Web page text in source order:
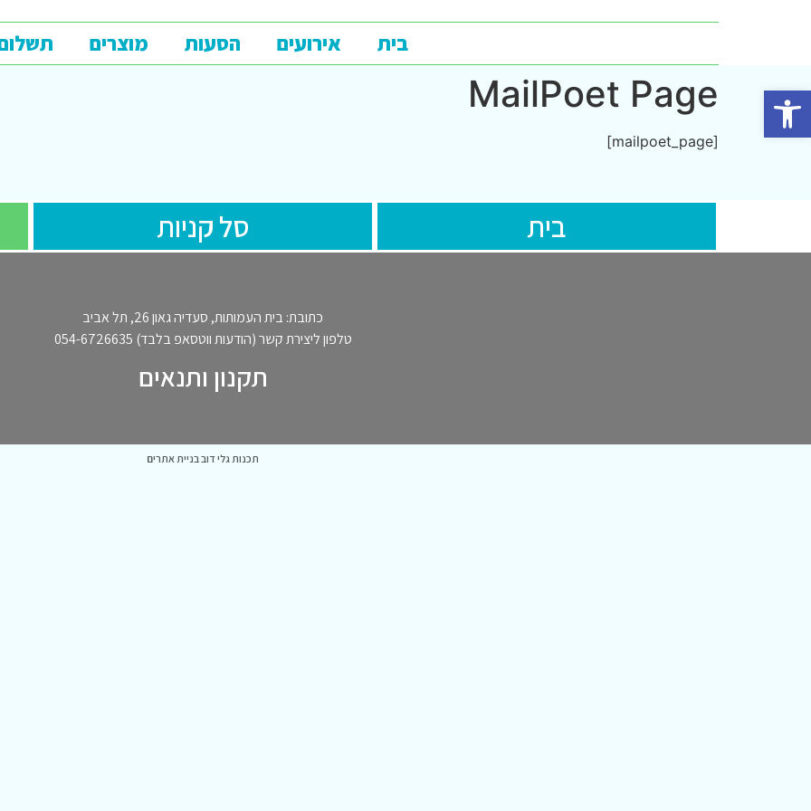
בית אירועים הסעות מוצרים
MailPoet Page
[mailpoet_page]
בית סל קניות
כתובת: בית העמותות, סעדיה גאון 26, תל אביב
טלפון ליצירת קשר (הודעות ווטסאפ בלבד) 054-6726635
תקנון ותנאים
תכנות גלי דוב בניית אתרים
פתח סרגל נגישות